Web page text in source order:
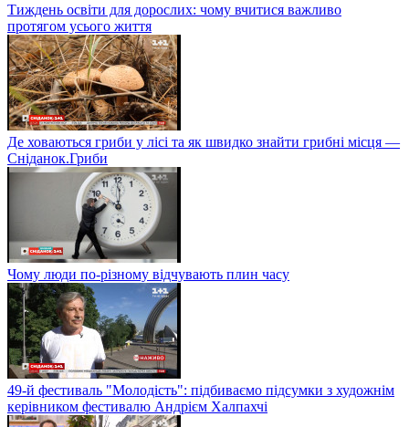
Тиждень освіти для дорослих: чому вчитися важливо
протягом усього життя
Де ховаються гриби у лісі та як швидко знайти грибні місця —
Сніданок.Гриби
Чому люди по-різному відчувають плин часу
49-й фестиваль "Молодість": підбиваємо підсумки з художнім
керівником фестивалю Андрієм Халпахчі